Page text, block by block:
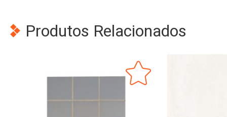
Produtos Relacionados